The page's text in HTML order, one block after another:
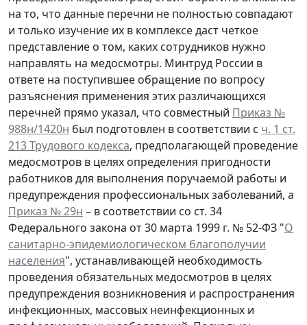
на то, что данные перечни не полностью совпадают
и только изучение их в комплексе даст четкое
представление о том, каких сотрудников нужно
направлять на медосмотры. Минтруд России в
ответе на поступившее обращение по вопросу
разъяснения применения этих различающихся
перечней прямо указал, что совместный Приказ №
988н/1420н был подготовлен в соответствии с ч. 1 ст.
213 Трудового кодекса, предполагающей проведение
медосмотров в целях определения пригодности
работников для выполнения поручаемой работы и
предупреждения профессиональных заболеваний, а
Приказ № 29н – в соответствии со ст. 34
Федерального закона от 30 марта 1999 г. № 52-ФЗ "О
санитарно-эпидемиологическом благополучии
населения", устанавливающей необходимость
проведения обязательных медосмотров в целях
предупреждения возникновения и распространения
инфекционных, массовых неинфекционных и